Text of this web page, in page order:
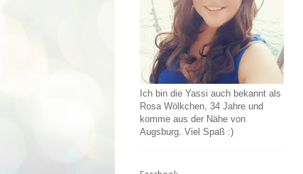
Ich bin die Yassi auch bekannt als
Rosa Wölkchen, 34 Jahre und
komme aus der Nähe von
Augsburg. Viel Spaß :)